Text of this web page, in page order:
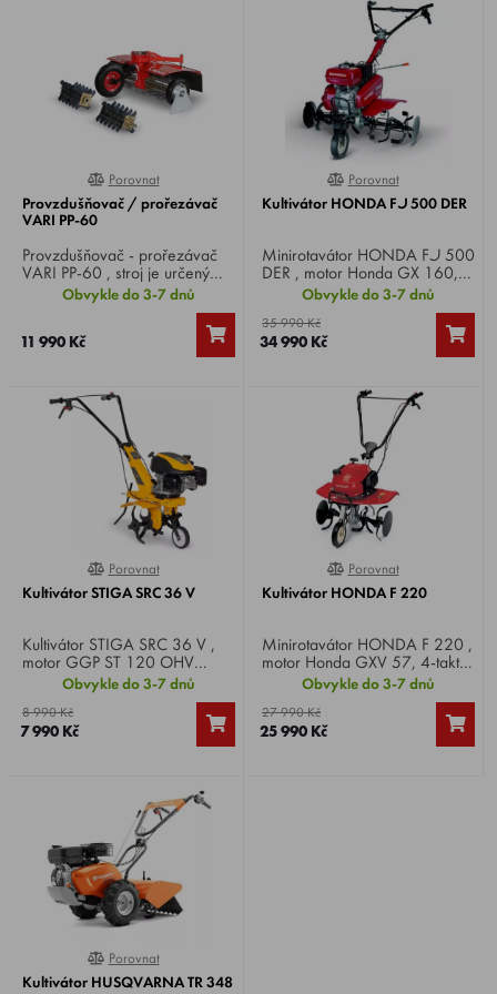
0%
Porovnat
Provzdušňovač / prořezávač
VARI PP-60
Provzdušňovač - prořezávač
VARI PP-60 , stroj je určený
všem majitelům dvoutaktních i
čtyřtaktních pohonných
jednotek TERRA a VARI. Záběr
55 cm.
Obvykle do 3-7 dnů
11 990 Kč
0%
Porovnat
Kultivátor HONDA FJ 500 DER
Minirotavátor HONDA FJ 500
DER , motor Honda GX 160,
4-takt, výkon 4,6 HP, záběr 80
cm, otáčky nožů 80/min,
rychlost 2 vpřed, váha 62 kg.
Obvykle do 3-7 dnů
35 990 Kč
34 990 Kč
0%
Porovnat
Kultivátor STIGA SRC 36 V
Kultivátor STIGA SRC 36 V ,
motor GGP ST 120 OHV
Autochoke, 4-takt, výkon 3 HP,
záběr 36 cm, rychlost 1 vpřed,
váha 29 kg.
Obvykle do 3-7 dnů
8 990 Kč
7 990 Kč
0%
Porovnat
Kultivátor HONDA F 220
Minirotavátor HONDA F 220 ,
motor Honda GXV 57, 4-takt,
výkon 2,5 HP, záběr 61,5 cm,
otáčky nůžů 130/min, rychlost
1 vpřed, váha 30 kg.
Obvykle do 3-7 dnů
27 990 Kč
25 990 Kč
0%
Porovnat
Kultivátor HUSQVARNA TR 348